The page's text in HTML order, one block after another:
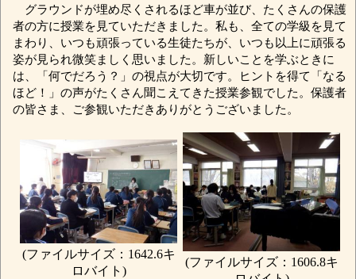
グラウンドが埋め尽くされるほど車が並び、たくさんの保護
者の方に授業を見ていただきました。私も、全ての学級を見て
まわり、いつも頑張っている生徒たちが、いつも以上に頑張る
姿が見られ微笑ましく思いました。新しいことを学ぶときに
は、「何でだろう？」の視点が大切です。ヒントを得て「なる
ほど！」の声がたくさん聞こえてきた授業参観でした。保護者
の皆さま、ご参観いただきありがとうございました。
(ファイルサイズ：1642.6キ
ロバイト)
(ファイルサイズ：1606.8キ